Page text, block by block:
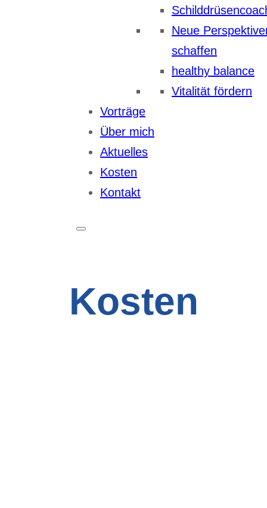
Neue
schaffen
healthy balance
Vitalität fördern
Vorträge
Über mich
Aktuelles
Kosten
Kontakt
Kosten